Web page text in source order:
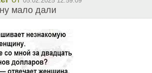
мало дали